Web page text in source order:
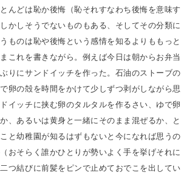
んどは恥か後悔（恥それすなわち後悔を意味す
かしそうでないものもある、そしてその分類に
ものは恥や後悔という感情を知るよりももっと
これを書きながら。例えば今日は朝からお弁当
りにサンドイッチを作った。石油のストーブの
卵の殻を時間をかけて少しずつ剥がしながら思
イッチに挟む卵のタルタルを作るさい、ゆで卵
、あるいは黄身と一緒にそのまま混ぜるか、と
と幼稚園が知るはずもないと今になれば思うの
おそらく誰かひとりが勢いよく手を挙げそれに
つ結びに前髪をピンで止めておでこを出してい